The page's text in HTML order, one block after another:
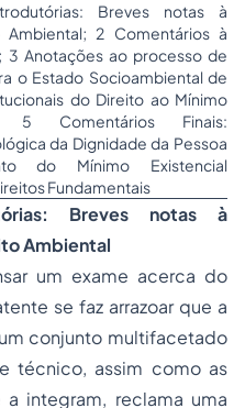
Breves notas à
Ambiental; 2 Comentários à
3 Anotações ao processode
o Estado Socioambiental de
do Direito ao Mínimo
5 Comentários Finais:
da Dignidade da Pessoa
do Mínimo Existencial
Fundamentais
Breves notas à
Ambiental
um exame acerca do
se faz arrazoar que a
conjunto multifacetado
técnico, assim como as
integram, reclama uma